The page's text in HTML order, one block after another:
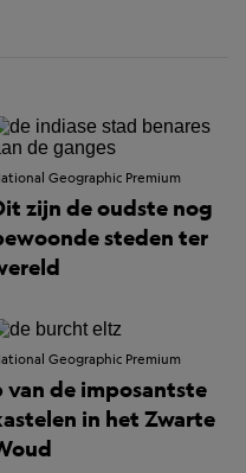
Geographic Premium
zijn de oudste nog
steden ter
Geographic Premium
van de imposantste
in het Zwarte